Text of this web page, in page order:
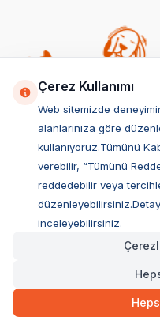
Popüler Kedi Kategorileri
Kedi Maması
Yavru Kedi Maması
Kısırlaştırılmış Kedi Maması
Yetişkin Kedi Maması
Kedi Konservesi & Yaş Maması
Çerez Kullanımı
Web sitemizde
alanlarınıza göre
kullanıyoruz.Tümünü
verebilir, “Tümünü
reddedebilir veya
inceleyebilirsiniz.